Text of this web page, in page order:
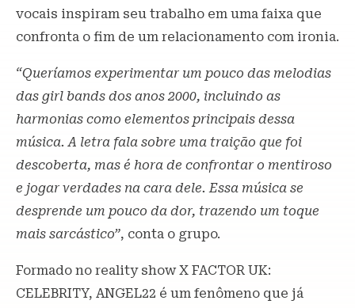
vocais inspiram seu trabalho em uma faixa que
confronta o fim de um relacionamento com ironia.
“Queríamos experimentar um pouco das melodias
das girl bands dos anos 2000, incluindo as
harmonias como elementos principais dessa
música. A letra fala sobre uma traição que foi
descoberta, mas é hora de confrontar o mentiroso
e jogar verdades na cara dele. Essa música se
desprende um pouco da dor, trazendo um toque
mais sarcástico”, conta o grupo.
Formado no reality show X FACTOR UK:
CELEBRITY, ANGEL22 é um fenômeno que já